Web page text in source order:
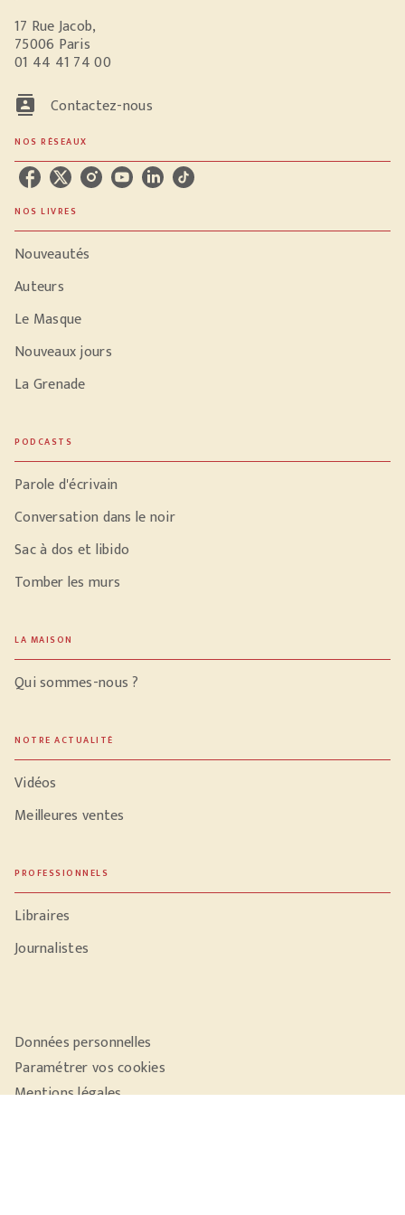
17 Rue Jacob,
75006 Paris
01 44 41 74 00
contacts Contactez-nous
NOS RÉSEAUX
NOS LIVRES
Nouveautés
Auteurs
Le Masque
Nouveaux jours
La Grenade
PODCASTS
Parole d'écrivain
Conversation dans le noir
Sac à dos et libido
Tomber les murs
LA MAISON
Qui sommes-nous ?
NOTRE ACTUALITÉ
Vidéos
Meilleures ventes
PROFESSIONNELS
Libraires
Journalistes
Données personnelles
Paramétrer vos cookies
Mentions légales